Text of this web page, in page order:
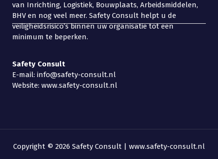
van Inrichting, Logistiek, Bouwplaats, Arbeidsmiddelen,
BHV en nog veel meer. Safety Consult helpt u de
veiligheidsrisico’s binnen uw organisatie tot een
minimum te beperken.
Safety Consult
E-mail: info@safety-consult.nl
Website: www.safety-consult.nl
Copyright © 2026 Safety Consult | www.safety-consult.nl